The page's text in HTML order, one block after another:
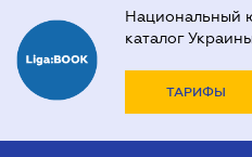
Национальный
каталог Украины
ТАРИФЫ